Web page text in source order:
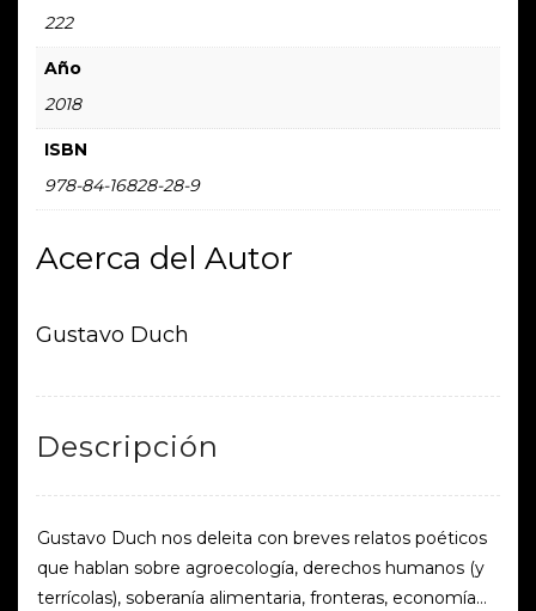
222
Año
2018
ISBN
978-84-16828-28-9
Acerca del Autor
Gustavo Duch
Descripción
Gustavo Duch nos deleita con breves relatos poéticos
que hablan sobre agroecología, derechos humanos (y
terrícolas), soberanía alimentaria, fronteras, economía…